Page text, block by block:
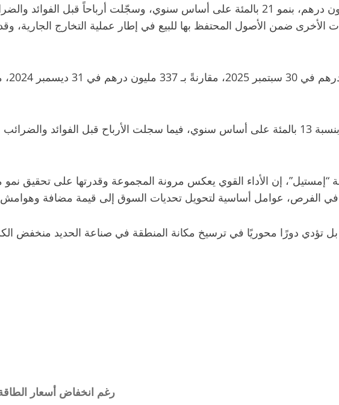
وخلال الربع الثالث من عام 2025، ارتفعت إيرادات المجموعة بنسبة 13 بالمئة على أساس سنوي، فيما سجلت الأرباح
“إمستيل”، إن الأداء القوي يعكس مرونة المجموعة وقدرتها على تحقيق
في الفرص، عوامل أساسية لتحويل تحديات السوق إلى قيمة مضافة
تؤدي دورًا محوريًا في ترسيخ مكانة المنطقة في صناعة الحديد منخفض
رغم انخفاض أسعار